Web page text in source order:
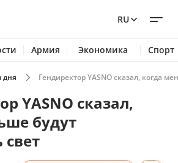
RU
Армия Экономика Спорт
дня Гендиректор YASNO сказал, когда
YASNO сказал,
будут